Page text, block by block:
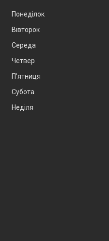
Понеділок
Вівторок
Середа
Четвер
Пʼятниця
Субота
Неділя